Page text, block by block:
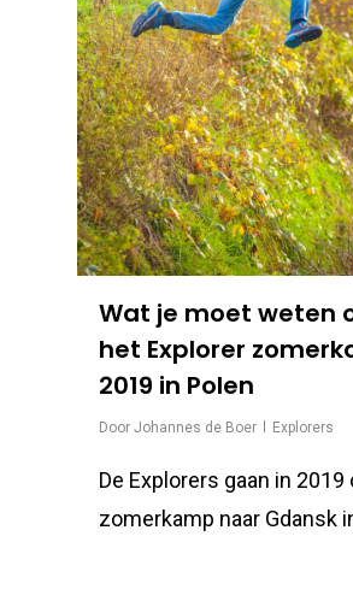
Wat je moet weten
het Explorer
2019 in Polen
Door Johannes de Boer Explorers
De Explorers gaan in 2019
zomerkamp naar Gdansk